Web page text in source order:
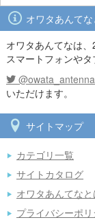
オワタあんて
オワタあんてなは
スマートフォンやタ
@owata_antenna
いただけます。
サイトマップ
カテゴリ一覧
サイトカタログ
オワタあんてなと
プライバシーポ